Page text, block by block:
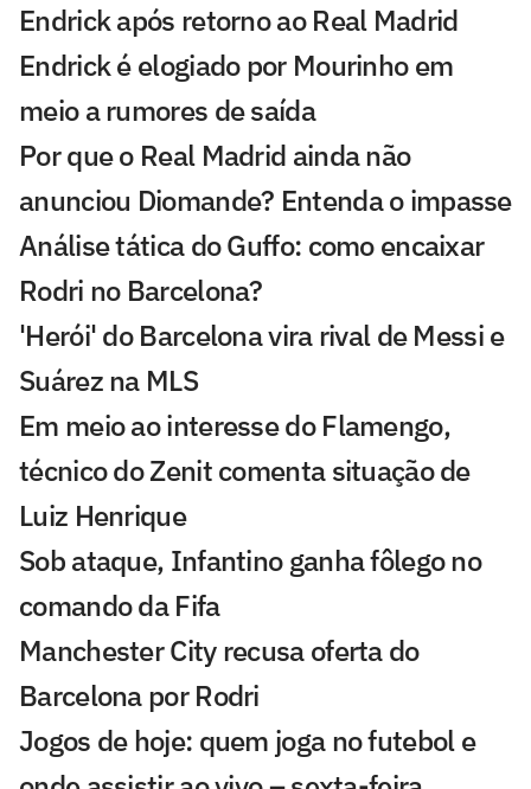
Endrick após retorno ao Real Madrid
Endrick é elogiado por Mourinho em
meio a rumores de saída
Por que o Real Madrid ainda não
anunciou Diomande? Entenda o impasse
Análise tática do Guffo: como encaixar
Rodri no Barcelona?
'Herói' do Barcelona vira rival de Messi e
Suárez na MLS
Em meio ao interesse do Flamengo,
técnico do Zenit comenta situação de
Luiz Henrique
Sob ataque, Infantino ganha fôlego no
comando da Fifa
Manchester City recusa oferta do
Barcelona por Rodri
Jogos de hoje: quem joga no futebol e